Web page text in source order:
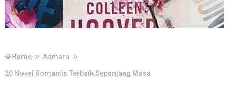
Home
Asmara
20 Novel Romantis Terbaik Sepanjang Masa